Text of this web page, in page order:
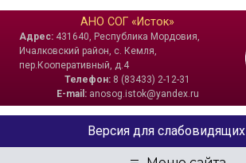
АНО СОГ «Исток»
Адрес: 431640, Республика Мордовия,
Ичалковский район, с. Кемля,
пер.Кооперативный, д.4
Телефон: 8 (83433) 2-12-31
E-mail:anosog.istok@yandex.ru
Версия для слабовидящих